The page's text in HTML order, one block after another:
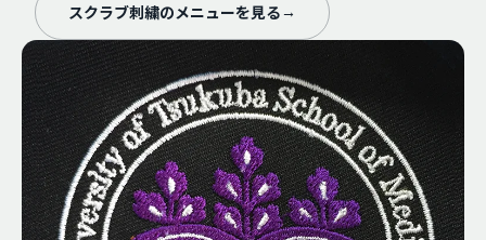
スクラブ刺繍のメニューを見る →